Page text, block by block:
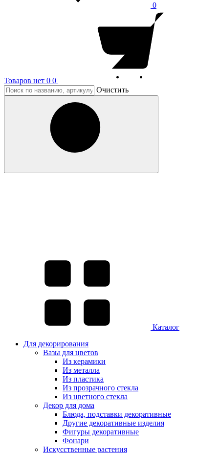
0
Товаров нет 0 0
Очистить
Каталог
Для декорирования
Вазы для цветов
Из керамики
Из металла
Из пластика
Из прозрачного стекла
Из цветного стекла
Декор для дома
Блюда, подставки декоративные
Другие декоративные изделия
Фигуры декоративные
Фонари
Искусственные растения